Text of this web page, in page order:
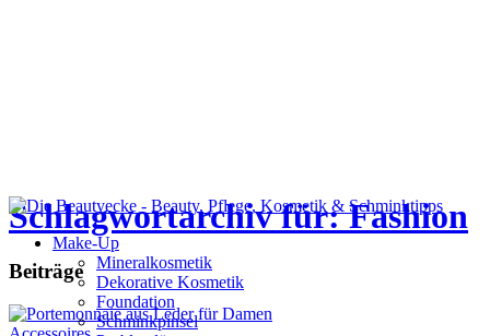
Make-Up
Mineralkosmetik
Dekorative Kosmetik
Foundation
Schminkpinsel
Schlagwortarchiv für: Fashion
Beiträge